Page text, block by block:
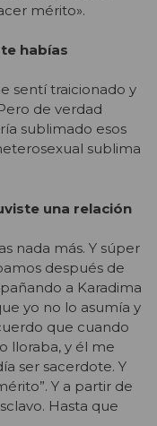
mérito».
habías
sentí traicionado y
de verdad
sublimado esos
sublima
una relación
nada más. Y súper
después de
a Karadima
yo no lo asumía y
que cuando
lloraba, y él me
ser sacerdote. Y
Y a partir de
Hasta que